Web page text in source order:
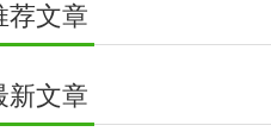
荐文章
新文章